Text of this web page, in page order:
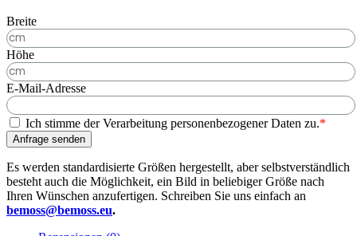
Breite
Höhe
E-Mail-Adresse
Ich stimme der Verarbeitung personenbezogener Daten zu.*
Anfrage senden
Es werden standardisierte Größen hergestellt, aber selbstverständlich
besteht auch die Möglichkeit, ein Bild in beliebiger Größe nach
Ihren Wünschen anzufertigen. Schreiben Sie uns einfach an
bemoss@bemoss.eu.